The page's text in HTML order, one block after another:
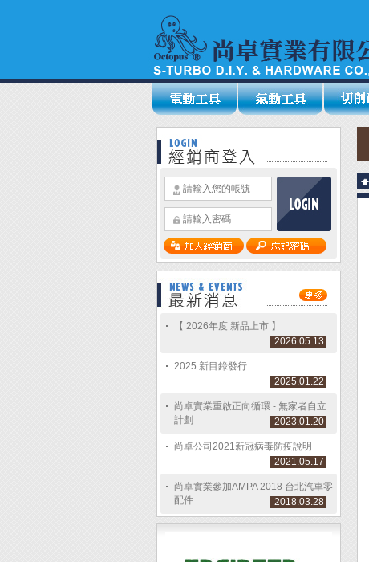
【 2026年度 新品上市 】
2026.05.13
2025 新目錄發行
2025.01.22
尚卓實業重啟正向循環 - 無家者自立
計劃
2023.01.20
尚卓公司2021新冠病毒防疫說明
2021.05.17
尚卓實業參加AMPA 2018 台北汽車零
配件 ...
2018.03.28